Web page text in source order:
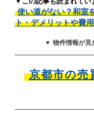
使い道がない？和室
ト・デメリットや費
▼ 物件情報が見
京都市の売